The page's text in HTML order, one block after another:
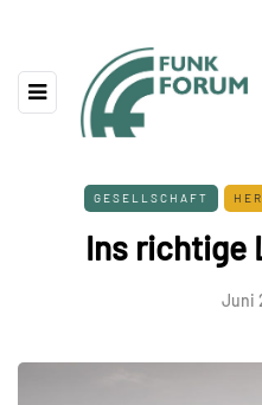
GESELLSCHAFT
Ins richtige
Juni